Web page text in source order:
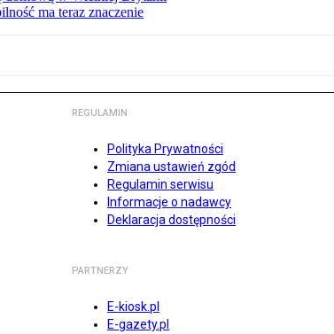
ma teraz znaczenie
REGULAMIN
Polityka Prywatności
Zmiana ustawień zgód
Regulamin serwisu
Informacje o nadawcy
Deklaracja dostępności
PARTNERZY
E-kiosk.pl
E-gazety.pl